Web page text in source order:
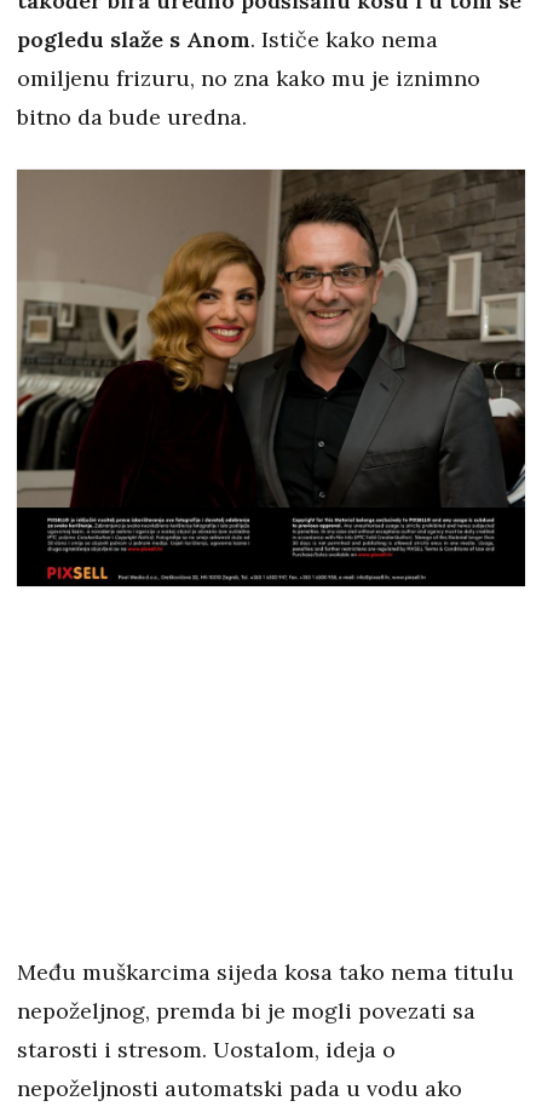
pogledu slaže s Anom. Ističe kako nema
omiljenu frizuru, no zna kako mu je iznimno
bitno da bude uredna.
Među muškarcima sijeda kosa tako nema titulu
nepoželjnog, premda bi je mogli povezati sa
starosti i stresom. Uostalom, ideja o
nepoželjnosti automatski pada u vodu ako